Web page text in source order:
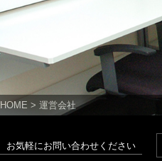
HOME > 運営会社
お気軽にお問い合わせください